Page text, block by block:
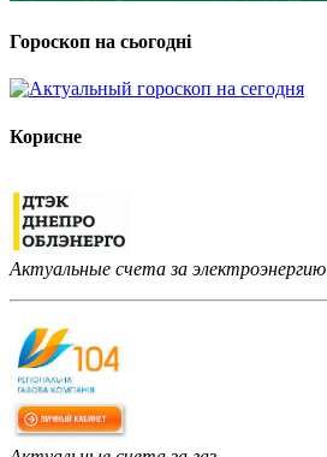
Гороскоп на сьогодні
Корисне
Актуальные счета за электроэнергию